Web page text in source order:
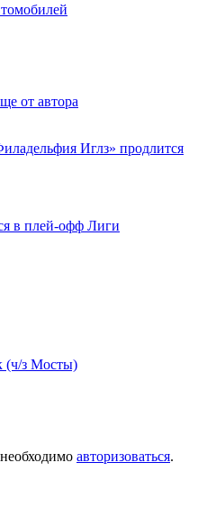
от автора
Иглз» продлится
в плей-офф Лиги
(ч/з Мосты)
авторизоваться.